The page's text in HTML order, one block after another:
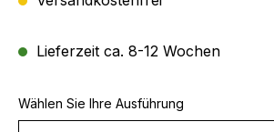
Lieferzeit ca. 8-12 Wochen
Wählen Sie Ihre Ausführung